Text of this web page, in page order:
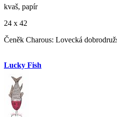
kvaš, papír
24 x 42
Čeněk Charous: Lovecká
Lucky Fish